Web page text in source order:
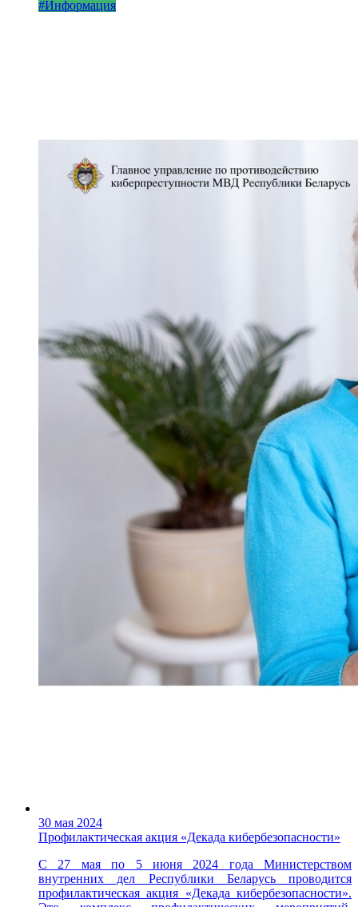
#Информация
30 мая 2024
Профилактическая акция «Декада кибербезопасности»
С 27 мая по 5 июня 2024 года Министерством
внутренних дел Республики Беларусь проводится
профилактическая акция «Декада кибербезопасности».